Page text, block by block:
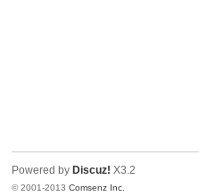
Powered by Discuz! X3.2
© 2001-2013Comsenz Inc.